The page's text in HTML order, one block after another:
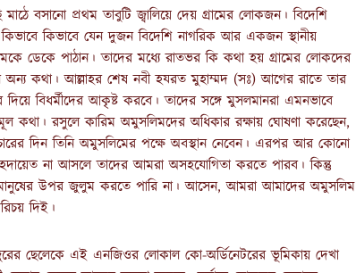
বসানো প্রথম তাবুটি জ্বালিয়ে দেয় গ্রামের লোকজন। বিদেশি
কিভাবে যেন দুজন বিদেশি নাগরিক আর একজন স্থানীয়
ডেকে পাঠান। তাদের মধ্যে রাতভর কি কথা হয় গ্রামের লোকদের
কথা। আল্লাহর শেষ নবী হযরত মুহাম্মদ (সঃ) আগের রাতে তার
দিয়ে বিধর্মীদের আকৃষ্ট করবে। তাদের সঙ্গে মুসলমানরা এমনভাবে
কথা। রসুলে কারিম অমুসলিমদের অধিকার রক্ষায় ঘোষণা করেছেন,
দিন তিনি অমুসলিমের পক্ষে অবস্থান নেবেন। এরপর আর কোনো
না আসলে তাদের আমরা অসহযোগিতা করতে পারব। কিন্তু
উপর জুলুম করতে পারি না। আসেন, আমরা আমাদের অমুসলিম
দিই।
ছেলেকে এই এনজিওর লোকাল কো-অর্ডিনেটরের ভূমিকায় দেখা